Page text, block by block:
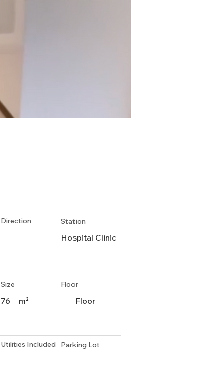
Direction Station
Hospital Clinic
Size Floor
76 m² Floor
Utilities Included Parking Lot